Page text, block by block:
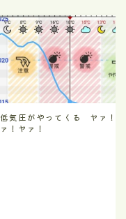
低気圧がやってくる ヤァ！ヤ
ァ！ヤァ！